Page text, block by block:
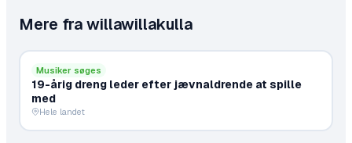
Mere frawillawillakulla
Musiker søges
19-årig dreng leder efter jævnaldrende at spille
med
Hele landet